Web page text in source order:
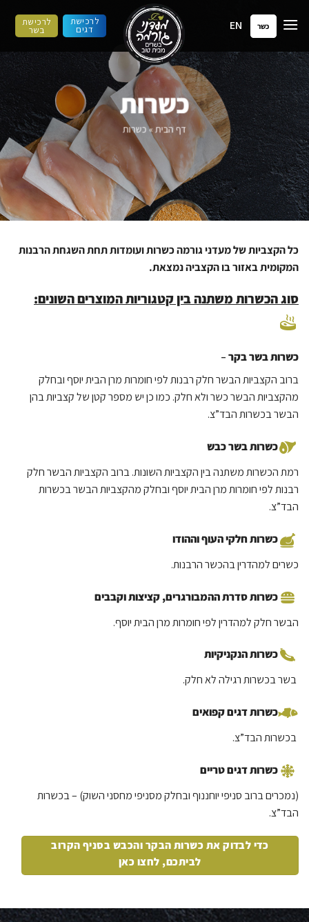
לתוכן
כשר EN לרכישת
דגים
לרכישת
בשר
כשרות
דף הבית»כשרות
כלהקצביות שלמעדני גורמה כשרותועומדותתחת השגחתהרבנות
המקומיתבאזור בוהקצביהנמצאת.
סוג הכשרות משתנה בין קטגוריות המוצרים השונים:
כשרות בשר בקר–
ברוב הקצביות הבשר חלק רבנות לפי חומרות מרן הבית יוסף ובחלק
מהקצביות הבשר כשר ולא חלק. כמו כן יש מספר קטן של קצביות בהן
הבשר בכשרות הבד”צ.
כשרות בשר כבש
רמת הכשרות משתנה בין הקצביות השונות. ברוב הקצביות הבשר חלק
רבנות לפי חומרות מרן הבית יוסף ובחלק מהקצביות הבשר בכשרות
הבד”צ.
כשרות חלקי העוף וההודו
כשרים למהדרין בהכשר הרבנות.
כשרות סדרת ההמבורגרים,קציצות וקבבים
הבשרחלקלמהדרין לפי חומרות מרן הבית יוסף.
כשרות הנקניקיות
בשר בכשרות רגילה לא חלק.
כשרות דגים קפואים
בכשרות הבד”צ.
כשרות דגים טריים
(נמכרים ברוב סניפייוחננוףובחלק מסניפי מחסני השוק)
–בכשרות
הבד”צ.
כדי לבדוק את כשרות הבקר והכבש בסניף הקרוב
לביתכם, לחצו כאן